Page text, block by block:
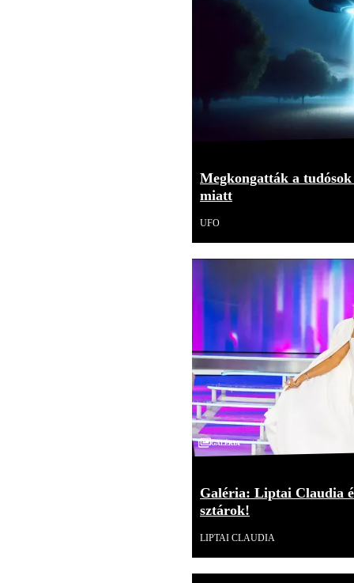
Megkongatták a
miatt
UFO
Galéria
Galéria: Liptai Claudia
sztárok!
LIPTAI CLAUDIA